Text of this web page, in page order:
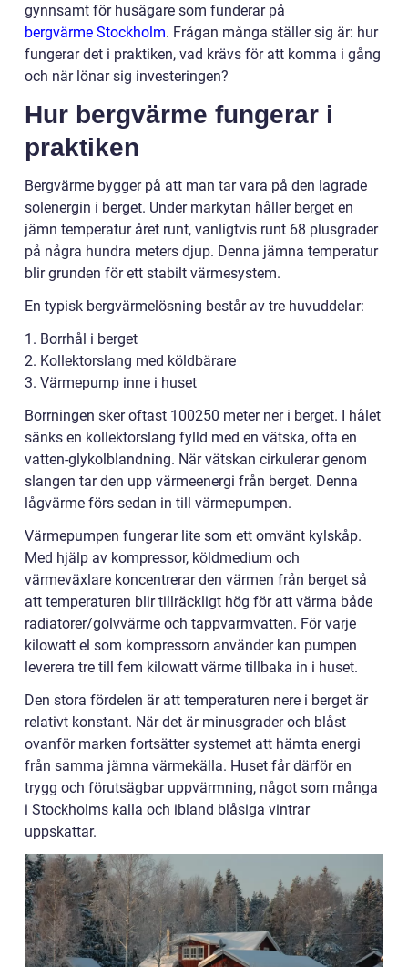
gynnsamt för husägare som funderar på
bergvärme Stockholm. Frågan många ställer sig är: hur
fungerar det i praktiken, vad krävs för att komma i gång
och när lönar sig investeringen?
Hur bergvärme fungerar i
praktiken
Bergvärme bygger på att man tar vara på den lagrade
solenergin i berget. Under markytan håller berget en
jämn temperatur året runt, vanligtvis runt 68 plusgrader
på några hundra meters djup. Denna jämna temperatur
blir grunden för ett stabilt värmesystem.
En typisk bergvärmelösning består av tre huvuddelar:
1. Borrhål i berget
2. Kollektorslang med köldbärare
3. Värmepump inne i huset
Borrningen sker oftast 100250 meter ner i berget. I hålet
sänks en kollektorslang fylld med en vätska, ofta en
vatten-glykolblandning. När vätskan cirkulerar genom
slangen tar den upp värmeenergi från berget. Denna
lågvärme förs sedan in till värmepumpen.
Värmepumpen fungerar lite som ett omvänt kylskåp.
Med hjälp av kompressor, köldmedium och
värmeväxlare koncentrerar den värmen från berget så
att temperaturen blir tillräckligt hög för att värma både
radiatorer/golvvärme och tappvarmvatten. För varje
kilowatt el som kompressorn använder kan pumpen
leverera tre till fem kilowatt värme tillbaka in i huset.
Den stora fördelen är att temperaturen nere i berget är
relativt konstant. När det är minusgrader och blåst
ovanför marken fortsätter systemet att hämta energi
från samma jämna värmekälla. Huset får därför en
trygg och förutsägbar uppvärmning, något som många
i Stockholms kalla och ibland blåsiga vintrar
uppskattar.